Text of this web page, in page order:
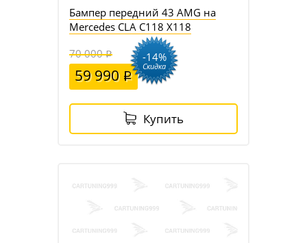
Бампер передний 43 AMG на
Mercedes CLA C118 X118
70 000
59 990
-14%
Скидка
Купить